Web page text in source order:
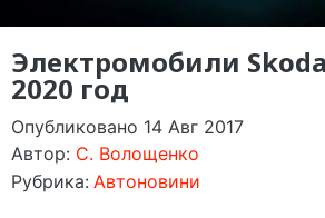
Электромобили
2020 год
Опубликовано 14 Авг 2017
Автор: C. Волощенко
Рубрика: Автоновини